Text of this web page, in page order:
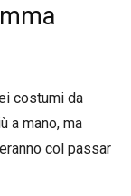
costumi da
a mano, ma
col passar